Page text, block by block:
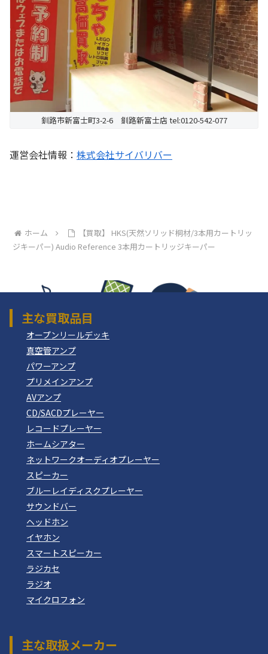
釧路市新富士町3-2-6 釧路新富士店 tel:0120-542-077
運営会社情報： 株式会社サイバリバー
ホーム
【買取】 HKS(天然ソリッド桐材/3本用カートリッ
ジキーパー) Audio Reference 3本用カートリッジキーパー
主な買取品目
オープンリールデッキ
真空管アンプ
パワーアンプ
プリメインアンプ
AVアンプ
CD/SACDプレーヤー
レコードプレーヤー
ホームシアター
ネットワークオーディオプレーヤー
スピーカー
ブルーレイディスクプレーヤー
サウンドバー
ヘッドホン
イヤホン
スマートスピーカー
ラジカセ
ラジオ
マイクロフォン
主な取扱メーカー